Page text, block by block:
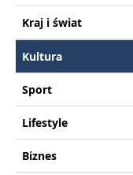
Kraj i świat
Kultura
Sport
Lifestyle
Biznes